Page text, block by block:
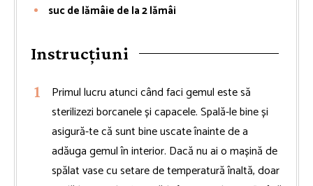
suc de lămâie de la 2 lămâi
Instrucțiuni
Primul lucru atunci când faci gemul este să
sterilizezi borcanele și capacele. Spală-le bine și
asigură-te că sunt bine uscate înainte de a
adăuga gemul în interior. Dacă nu ai o mașină de
spălat vase cu setare de temperatură înaltă, doar